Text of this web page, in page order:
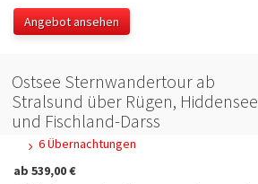
Angebot ansehen
Ostsee Sternwandertour ab
Stralsund über Rügen, Hiddensee
und Fischland-Darss
6 Übernachtungen
ab 539,00 €